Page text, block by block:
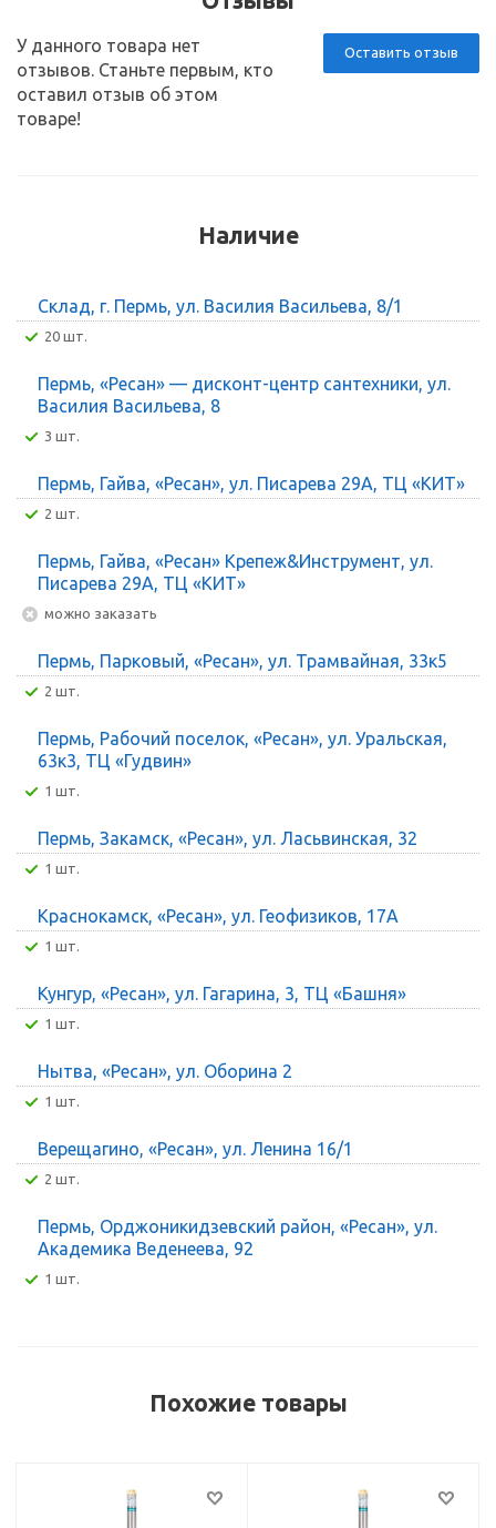
Оставить отзыв
У данного товара нет
отзывов. Станьте первым, кто
оставил отзыв об этом
товаре!
Наличие
Склад, г. Пермь, ул. Василия Васильева, 8/1
20 шт.
Пермь, «Ресан» — дисконт-центр сантехники, ул.
Василия Васильева, 8
3 шт.
Пермь, Гайва, «Ресан», ул. Писарева 29А, ТЦ «КИТ»
2 шт.
Пермь, Гайва, «Ресан» Крепеж&Инструмент, ул.
Писарева 29А, ТЦ «КИТ»
Можно заказать
Пермь, Парковый, «Ресан», ул. Трамвайная, 33к5
2 шт.
Пермь, Рабочий поселок, «Ресан», ул. Уральская,
63к3, ТЦ «Гудвин»
1 шт.
Пермь, Закамск, «Ресан», ул. Ласьвинская, 32
1 шт.
Краснокамск, «Ресан», ул. Геофизиков, 17А
1 шт.
Кунгур, «Ресан», ул. Гагарина, 3, ТЦ «Башня»
1 шт.
Нытва, «Ресан», ул. Оборина 2
1 шт.
Верещагино, «Ресан», ул. Ленина 16/1
2 шт.
Пермь, Орджоникидзевский район, «Ресан», ул.
Академика Веденеева, 92
1 шт.
Похожие товары